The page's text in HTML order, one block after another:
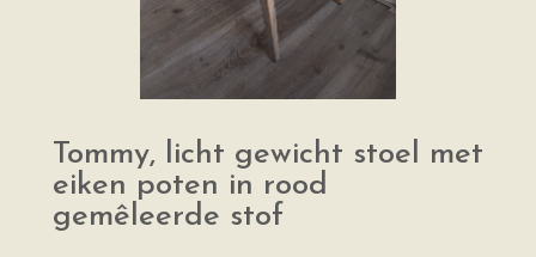
Tommy, licht gewicht stoel met
eiken poten in rood
gemêleerde stof